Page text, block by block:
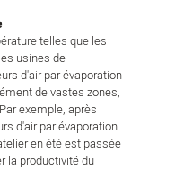
telles que les
usines de
d'air par évaporation
de vastes zones,
exemple, après
d'air par évaporation
en été est passée
la productivité du